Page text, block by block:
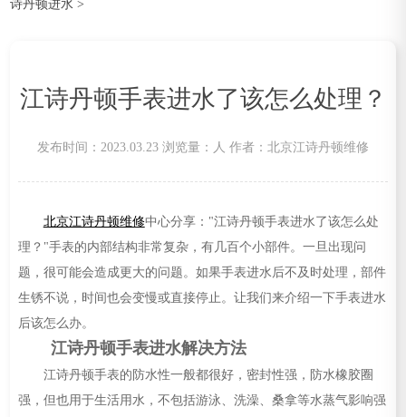
诗丹顿进水 >
江诗丹顿手表进水了该怎么处理？
发布时间：2023.03.23 浏览量： 人 作者：北京江诗丹顿维修
北京江诗丹顿维修中心分享："江诗丹顿手表进水了该怎么处
理？"手表的内部结构非常复杂，有几百个小部件。一旦出现问
题，很可能会造成更大的问题。如果手表进水后不及时处理，部件
生锈不说，时间也会变慢或直接停止。让我们来介绍一下手表进水
后该怎么办。
江诗丹顿手表进水解决方法
江诗丹顿手表的防水性一般都很好，密封性强，防水橡胶圈
强，但也用于生活用水，不包括游泳、洗澡、桑拿等水蒸气影响强